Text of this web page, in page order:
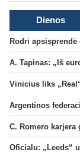
Dienos
Rodri
Vinicius liks
C. Romero